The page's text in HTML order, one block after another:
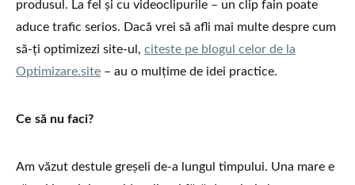
produsul. La fel și cu videoclipurile – un clip fain poate
aduce trafic serios. Dacă vrei să afli mai multe despre cum
să-ți optimizezi site-ul, citeste pe blogul celor de la
Optimizare.site – au o mulțime de idei practice.
Ce să nu faci?
Am văzut destule greșeli de-a lungul timpului. Una mare e